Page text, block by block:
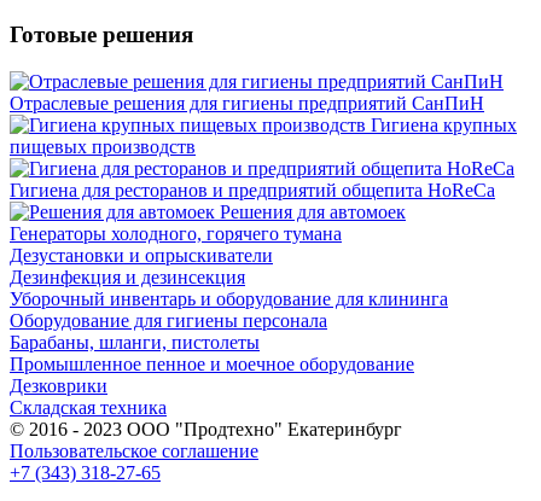
Готовые решения
Отраслевые решения для гигиены предприятий СанПиН
Гигиена крупных
пищевых производств
Гигиена для ресторанов и предприятий общепита HoReCa
Решения для автомоек
Генераторы холодного, горячего тумана
Дезустановки и опрыскиватели
Дезинфекция и дезинсекция
Уборочный инвентарь и оборудование для клининга
Оборудование для гигиены персонала
Барабаны, шланги, пистолеты
Промышленное пенное и моечное оборудование
Дезковрики
Складская техника
© 2016 - 2023 ООО "Продтехно" Екатеринбург
Пользовательское соглашение
+7 (343) 318-27-65